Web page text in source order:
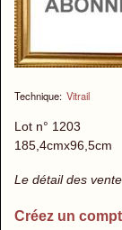
Technique: Vitrail
Lot n° 1203
185,4cmx96,5cm
Le détail des
Créez un